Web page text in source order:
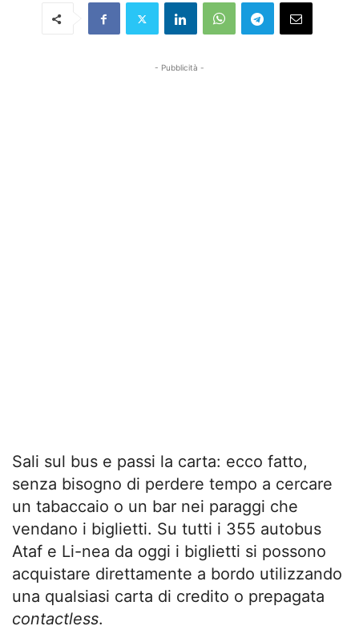
- Pubblicità -
Sali sul bus e passi la carta: ecco fatto,
senza bisogno di perdere tempo a cercare
un tabaccaio o un bar nei paraggi che
vendano i biglietti. Su tutti i 355 autobus
Ataf e Li-nea da oggi i biglietti si possono
acquistare direttamente a bordo utilizzando
una qualsiasi carta di credito o prepagata
contactless.